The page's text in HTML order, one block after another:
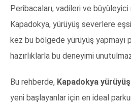
Peribacaları, vadileri ve büyüleyici
Kapadokya, yürüyüş severlere
kez bu bölgede yürüyüş yapmayı
hazırlıklarla bu deneyimi
Bu rehberde, Kapadokya
yeni başlayanlar için en ideal